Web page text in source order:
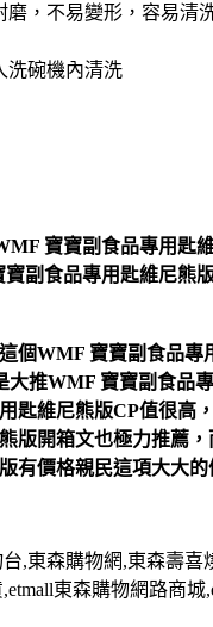
，不易變形，容易清
碗機內清洗
寶寶副食品專用匙
寶副食品專用匙維尼熊
個WMF 寶寶副食品專
大推WMF 寶寶副食品
匙維尼熊版CP值很高
版開箱文也極力推薦
有價格親民這項大大的
,東森購物網,東森壽喜
東森購物網路商城